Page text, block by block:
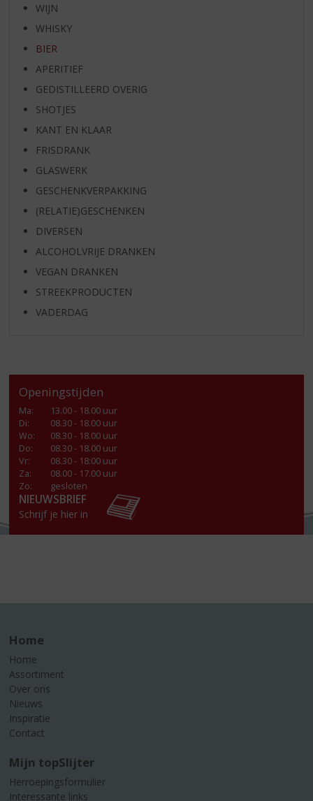
WIJN
WHISKY
BIER
APERITIEF
GEDISTILLEERD OVERIG
SHOTJES
KANT EN KLAAR
FRISDRANK
GLASWERK
GESCHENKVERPAKKING
(RELATIE)GESCHENKEN
DIVERSEN
ALCOHOLVRIJE DRANKEN
VEGAN DRANKEN
STREEKPRODUCTEN
VADERDAG
Openingstijden
Ma:
13.00 - 18.00 uur
Di:
08.30 - 18.00 uur
Wo:
08.30 - 18.00 uur
Do:
08.30 - 18.00 uur
Vr:
08.30 - 18:00 uur
Za:
08.00 - 17.00 uur
Zo:
gesloten
NIEUWSBRIEF
Schrijf je hier in
Home
Home
Assortiment
Over ons
Nieuws
Inspiratie
Contact
Mijn topSlijter
Herroepingsformulier
Interessante links